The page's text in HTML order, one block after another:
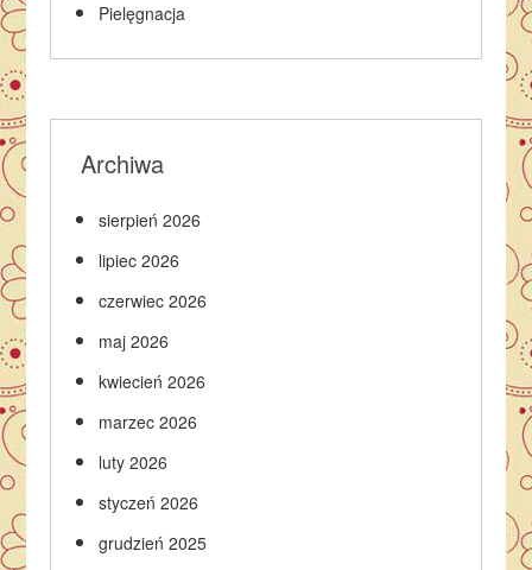
Pielęgnacja
Archiwa
sierpień 2026
lipiec 2026
czerwiec 2026
maj 2026
kwiecień 2026
marzec 2026
luty 2026
styczeń 2026
grudzień 2025